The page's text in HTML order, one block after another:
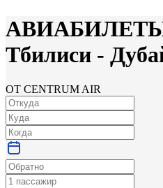
Тбилиси -
ОТ CENTRUM AIR